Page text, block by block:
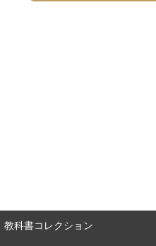
教科書コレクション